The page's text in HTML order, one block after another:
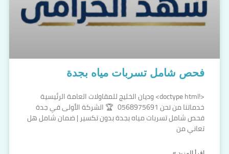
فحص شامل تسربات مياه بجدة
<!doctype html> وديان الخليج للمقاولات العامة الرئيسية
خدماتنا من نحن 0568975691 🏆 الشركة الأولى في جدة
فحص شامل تسربات مياه بجدة بدون تكسير | ضمان شامل هل
تعاني من